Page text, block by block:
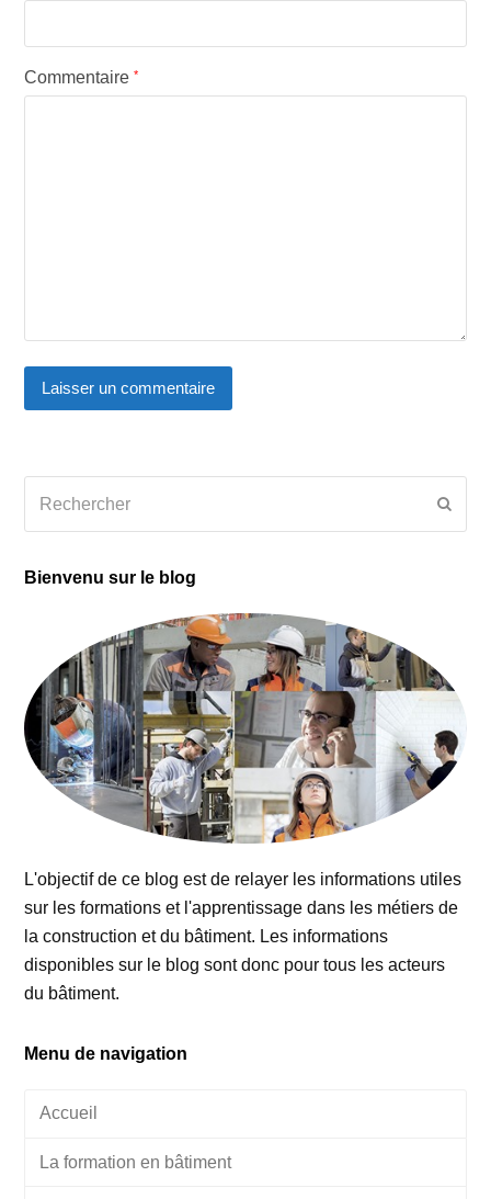
Commentaire*
Bienvenu sur le blog
L'objectif de ce blog est de relayer les informations utiles
sur les formations et l'apprentissage dans les métiers de
la construction et du bâtiment. Les informations
disponibles sur le blog sont donc pour tous les acteurs
du bâtiment.
Menu de navigation
Accueil
La formation en bâtiment